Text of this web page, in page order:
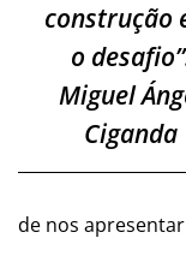
construção
o
Miguel
Ciganda
de nos